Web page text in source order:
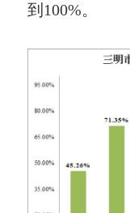
到100%。